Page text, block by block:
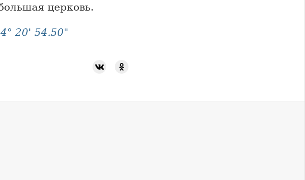
церковь.
20' 54.50"